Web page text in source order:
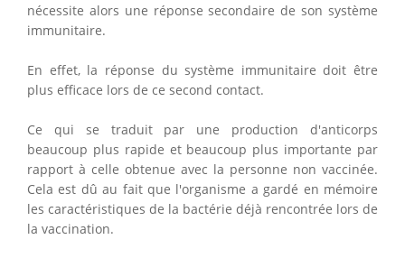
nécessite alors une réponse secondaire de son système
immunitaire.
En effet, la réponse du système immunitaire doit être
plus efficace lors de ce second contact.
Ce qui se traduit par une production d'anticorps
beaucoup plus rapide et beaucoup plus importante par
rapport à celle obtenue avec la personne non vaccinée.
Cela est dû au fait que l'organisme a gardé en mémoire
les caractéristiques de la bactérie déjà rencontrée lors de
la vaccination.